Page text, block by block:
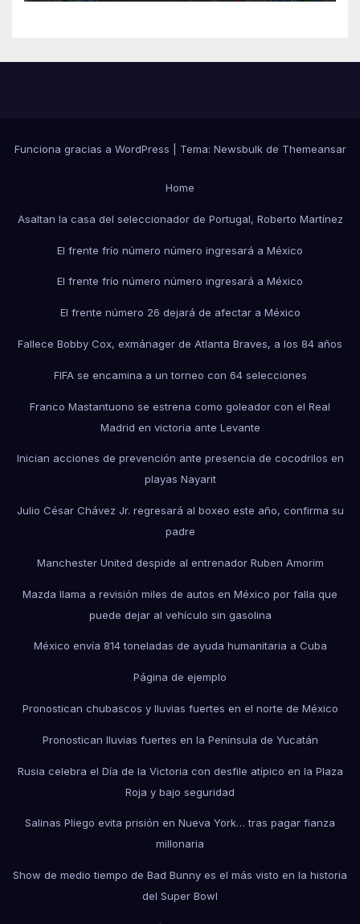
Funciona gracias a WordPress Tema: Newsbulkde Themeansar
Home
Asaltan la casa del seleccionador de Portugal, Roberto Martínez
El frente frío número número ingresará a México
El frente frío número número ingresará a México
El frente número 26 dejará de afectar a México
Fallece Bobby Cox, exmánager de Atlanta Braves, a los 84 años
FIFA se encamina a un torneo con 64 selecciones
Franco Mastantuono se estrena como goleador con el Real
Madrid en victoria ante Levante
Inician acciones de prevención ante presencia de cocodrilos en
playas Nayarit
Julio César Chávez Jr. regresará al boxeo este año, confirma su
padre
Manchester United despide al entrenador Ruben Amorim
Mazda llama a revisión miles de autos en México por falla que
puede dejar al vehículo sin gasolina
México envía 814 toneladas de ayuda humanitaria a Cuba
Página de ejemplo
Pronostican chubascos y lluvias fuertes en el norte de México
Pronostican lluvias fuertes en la Península de Yucatán
Rusia celebra el Día de la Victoria con desfile atípico en la Plaza
Roja y bajo seguridad
Salinas Pliego evita prisión en Nueva York… tras pagar fianza
millonaria
Show de medio tiempo de Bad Bunny es el más visto en la historia
del Super Bowl